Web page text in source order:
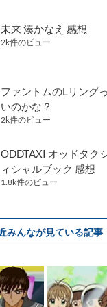
未来 湊かなえ 感想
2k件のビュー
ファントムのLリング
いのかな？
2k件のビュー
ODDTAXI オッドタク
ィシャルブック 感想
1.8k件のビュー
みんなが見ている記事